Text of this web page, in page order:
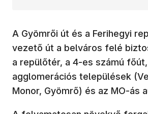
A Gyömrői út és a Ferihegyi
vezető út a belváros felé
a repülőtér, a 4-es számú
agglomerációs települések
Monor, Gyömrő) és az MO-ás